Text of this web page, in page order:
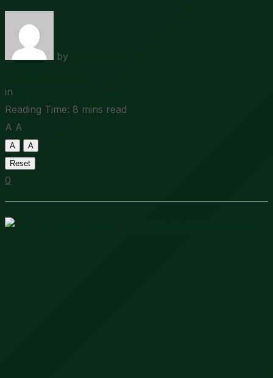
by
in
Reading Time: 8 mins read
A A
A
A
Reset
0